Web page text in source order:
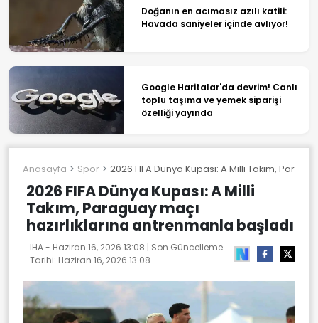
Doğanın en acımasız azılı katili:
Havada saniyeler içinde avlıyor!
Google Haritalar'da devrim! Canlı
toplu taşıma ve yemek siparişi
özelliği yayında
Anasayfa Spor 2026 FIFA Dünya Kupası: A Milli Takım,
2026 FIFA Dünya Kupası: A Milli
Takım, Paraguay maçı
hazırlıklarına antrenmanla başladı
IHA - Haziran 16, 2026 13:08 | Son Güncelleme
Tarihi: Haziran 16, 2026 13:08